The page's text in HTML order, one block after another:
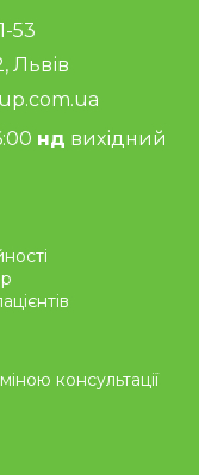
53
Львів
нд вихідний
консультації